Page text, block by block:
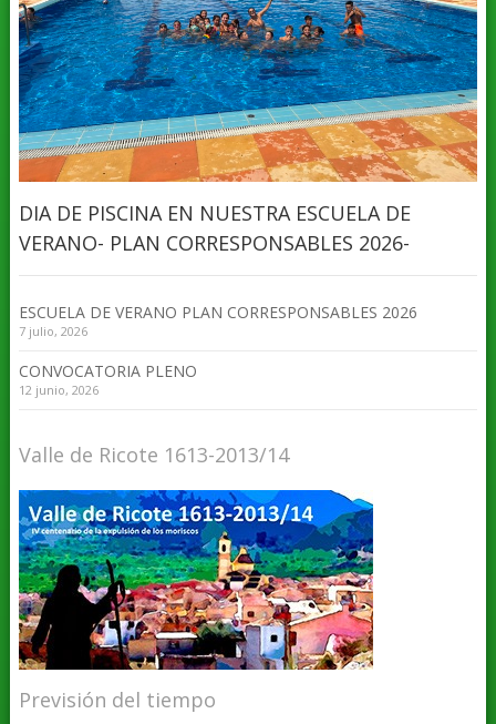
DIA DE PISCINA EN NUESTRA ESCUELA DE
VERANO- PLAN CORRESPONSABLES 2026-
ESCUELA DE VERANO PLAN CORRESPONSABLES 2026
7 julio, 2026
CONVOCATORIA PLENO
12 junio, 2026
Valle de Ricote 1613-2013/14
Previsión del tiempo